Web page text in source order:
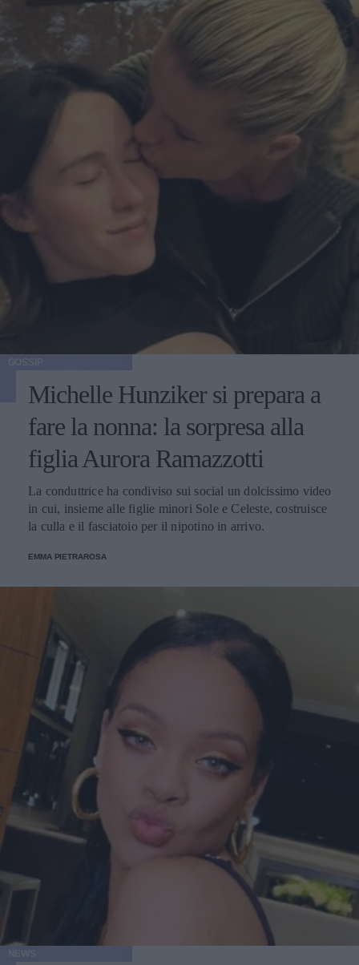
Michelle Hunziker si prepara a
fare la nonna: la sorpresa alla
figlia Aurora Ramazzotti
La conduttrice ha condiviso sui social un dolcissimo video
in cui, insieme alle figlie minori Sole e Celeste, costruisce
la culla e il fasciatoio per il nipotino in arrivo.
EMMA PIETRAROSA